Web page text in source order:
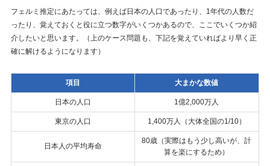
フェルミ推定にあたっては、例えば日本の人口であったり、1年代の人数だ
ったり、覚えておくと役に立つ数字がいくつかあるので、ここでいくつか紹
介したいと思います。（上のケース問題も、下記を覚えていればより早く正
確に解けるようになります）
項目 大まかな数値
日本の人口 1億2,000万人
東京の人口 1,400万人（大体全国の1/10）
日本人の平均寿命
80歳（実際はもう少し高いが、計
算を楽にするため）